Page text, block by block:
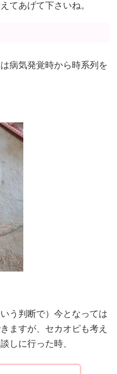
てあげて下さいね。
病気発覚時から時系列を
う判断で）今となっては
ますが、セカオピも考え
しに行った時、